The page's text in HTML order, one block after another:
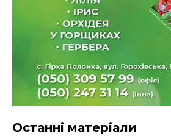
Останні матеріали